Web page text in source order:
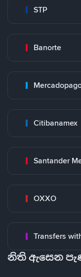
STP
Banorte
Citibanamex
Santander
OXXO
Transfers
නිති ඇසෙන